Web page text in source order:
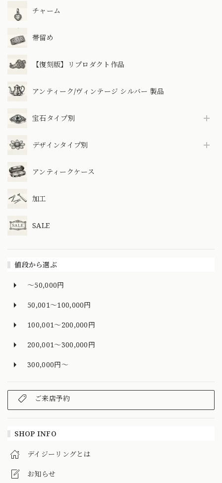
チャーム
帯留め
【復刻版】リプロダクト作品
アンティーク/ヴィンテージ シルバー 製品
宝石タイプ別
デザインタイプ別
アンティークケース
加工
SALE
値段から選ぶ
～50,000円
50,001～100,000円
100,001～200,000円
200,001～300,000円
300,000円～
ご来店予約
SHOP INFO
デイジーリングとは
お知らせ